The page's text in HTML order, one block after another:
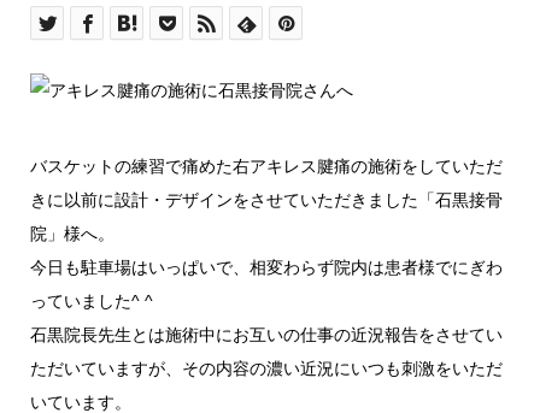
バスケットの練習で痛めた右アキレス腱痛の施術をしていただ
きに以前に設計・デザインをさせていただきました「石黒接骨
院」様へ。
今日も駐車場はいっぱいで、相変わらず院内は患者様でにぎわ
っていました^ ^
石黒院長先生とは施術中にお互いの仕事の近況報告をさせてい
ただいていますが、その内容の濃い近況にいつも刺激をいただ
いています。